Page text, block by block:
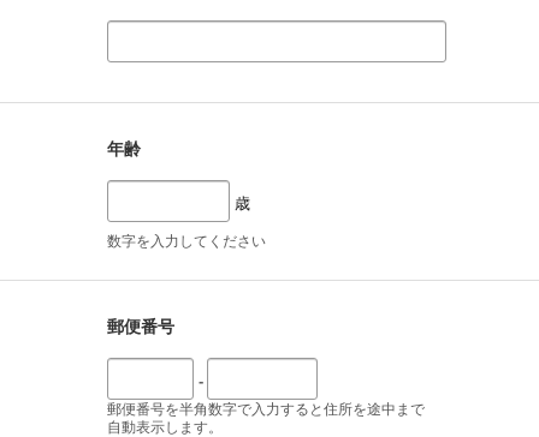
年齢
歳
数字を入力してください
郵便番号
-
郵便番号を半角数字で入力すると住所を途中まで
自動表示します。